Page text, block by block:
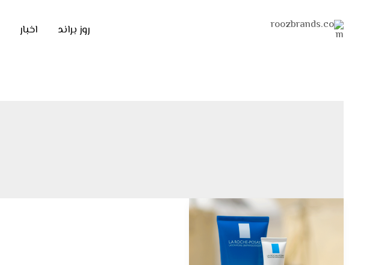
روز براند اخبار
مجموعة
المواعدة